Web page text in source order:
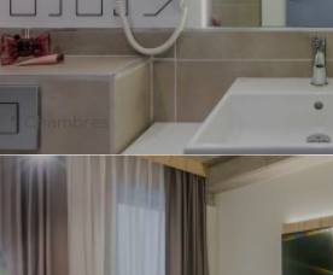
Chambres